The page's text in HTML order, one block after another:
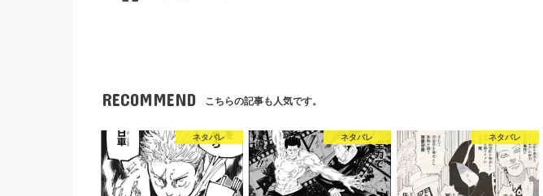
RECOMMEND こちらの記事も人気です。
ネタバレ ネタバレ ネタバレ